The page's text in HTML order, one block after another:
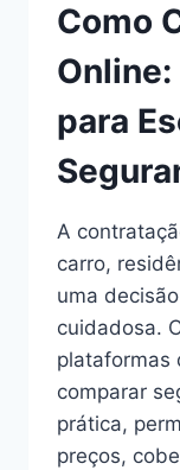
Como
para
A
carro,
uma
cuidadosa.
plataformas
comparar
prática,
preços,